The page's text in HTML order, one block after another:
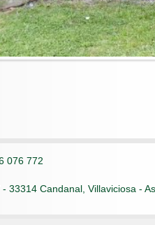
076 772
33314 Candanal, Villaviciosa -